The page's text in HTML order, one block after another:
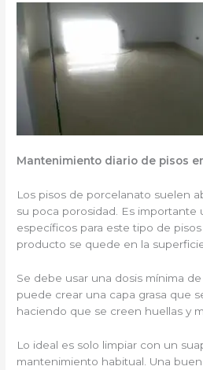
Mantenimiento diario de pisos
Los pisos de porcelanato suelen
su poca porosidad. Es importante
específicos para este tipo de
producto se quede en la
Se debe usar una dosis mínima
puede crear una capa grasa que
haciendo que se creen huellas y
Lo ideal es solo limpiar con un
mantenimiento habitual. Una